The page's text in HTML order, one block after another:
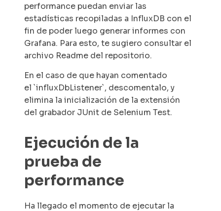
performance puedan enviar las
estadísticas recopiladas a InfluxDB con el
fin de poder luego generar informes con
Grafana. Para esto, te sugiero consultar el
archivo Readme del repositorio.
En el caso de que hayan comentado
el `influxDbListener`, descomentalo, y
elimina la inicialización de la extensión
del grabador JUnit de Selenium Test.
Ejecución de la
prueba de
performance
Ha llegado el momento de ejecutar la